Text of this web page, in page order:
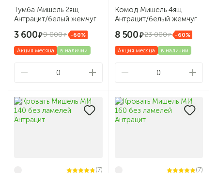
Тумба Мишель 2ящ
Антрацит/белый жемчуг
3 600 9 000 -60%
Акция месяца в наличии
0
Комод Мишель 4ящ
Антрацит/белый жемчуг
8 500 23 000 -60%
Акция месяца в наличии
0
(7) (7)